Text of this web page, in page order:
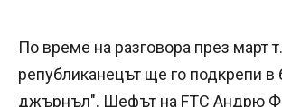
По време на разговора през март
републиканецът ще го подкрепи в
джърнъл". Шефът на FTC Андрю